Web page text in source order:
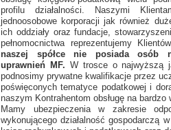
profilu działalności. Naszymi
jednoosobowe korporacji jak również
ich oddziały oraz fundacje,
pełnomocnictwa reprezentujemy
naszej spółce nie posiada osób
uprawnień MF. W trosce o najwyższą
podnosimy prywatne kwalifikacje przez
poświęconych tematyce podatkowej i
naszym Kontrahentom obsługę na
Mamy ubezpieczenia w zakresie
wykonującego działalność gospodarczą